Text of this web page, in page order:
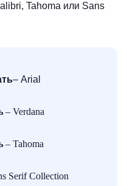
Tahoma или Sans
– Arial
– Verdana
– Tahoma
Serif Collection